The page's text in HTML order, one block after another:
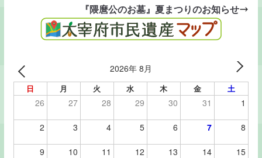
『隈麿公のお墓』夏まつりのお知らせ
2026年 8月
日 月 火 水 木 金 土
26 27 28 29 30 31 1
2 3 4 5 6 7 8
9 10 11 12 13 14 15